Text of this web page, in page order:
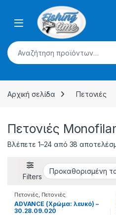
Skip to navigation
Αναζήτηση για:
Αρχική σελίδα Πετονιές
Πετονιές
Βλέπετε 1–24 από 38
Filters
Πετονιές, Πετονιές
Monofilament
ADVANCE (Χρώμα: λευκό) –
30.28.09.020